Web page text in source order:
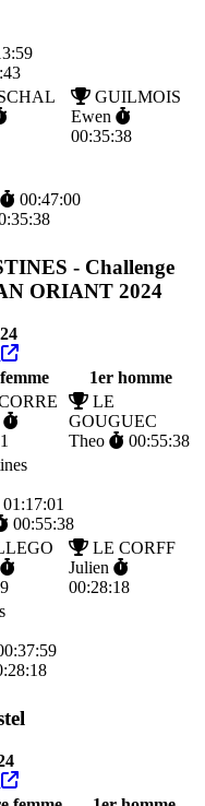
GUILMOIS
Ewen
00:35:38
00:47:00
- Challenge
ORIANT 2024
1er homme
LE
GOUGUEC
Theo
00:55:38
01:17:01
00:55:38
LE CORFF
Julien
00:28:18